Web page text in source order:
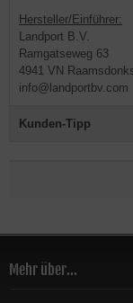
Hersteller/Einführer:
Landport B.V.
Ramgatseweg 63
4941 VN
info@landportbv.com
Kunden-Tipp
Mehr über...